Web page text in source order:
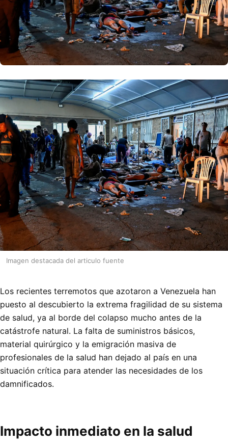
Imagen destacada del articulo fuente
Los recientes terremotos que azotaron a Venezuela han
puesto al descubierto la extrema fragilidad de su sistema
de salud, ya al borde del colapso mucho antes de la
catástrofe natural. La falta de suministros básicos,
material quirúrgico y la emigración masiva de
profesionales de la salud han dejado al país en una
situación crítica para atender las necesidades de los
damnificados.
Impacto inmediato en la salud